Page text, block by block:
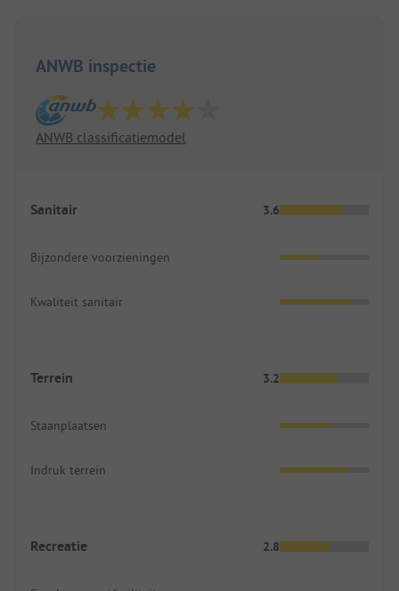
ANWB inspectie
ANWB classificatiemodel
Sanitair 3.6
Bijzondere voorzieningen
Kwaliteit sanitair
Terrein 3.2
Staanplaatsen
Indruk terrein
Recreatie 2.8